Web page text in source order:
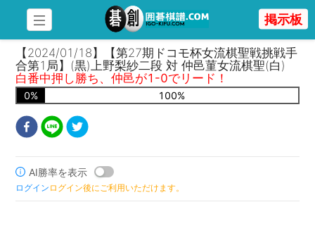
掲示板
【2024/01/18】【第27期ドコモ杯女流棋聖戦挑戦手
合第1局】(黒)上野梨紗二段 対 仲邑菫女流棋聖(白)
白番中押し勝ち、仲邑が1-0でリード！
0% 100%
AI勝率を表示
ログイン ログイン後にご利用いただけます。